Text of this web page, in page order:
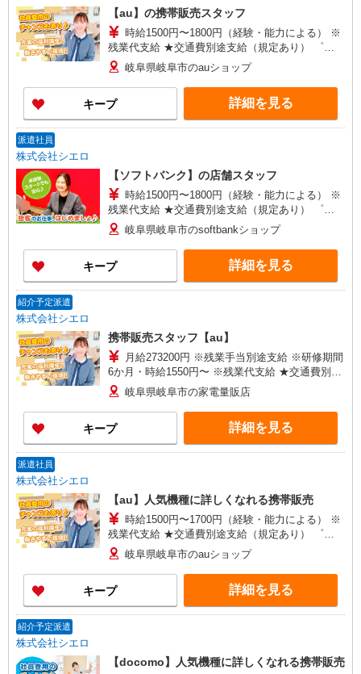
【au】の携帯販売スタッフ
時給1500円〜1800円（経験・能力による） ※
残業代支給 ★交通費別途支給（規定あり） ゜
+゜・。○。・゜+゜・。○。・゜+゜ 入社祝い金10
万円支給(規定有) お友達を紹介頂くと, インセンテ
ィブ支給(規定有) ★月2回払い・週払い可能（規程
有）★ ゜・。○。・゜+゜・。○。・゜+゜
岐阜県岐阜市のauショップ
キープ 詳細を見る
派遣社員
株式会社シエロ
【ソフトバンク】の店舗スタッフ
時給1500円〜1800円（経験・能力による） ※
残業代支給 ★交通費別途支給（規定あり） ゜
+゜・。○。・゜+゜・。○。・゜+゜ 入社祝い金10
万円支給(規定有) お友達を紹介頂くと, インセンテ
ィブ支給(規定有) ★月2回払い・週払い可能（規程
有）★ ゜・。○。・゜+゜・。○。・゜+゜
岐阜県岐阜市のsoftbankショップ
キープ 詳細を見る
紹介予定派遣
株式会社シエロ
携帯販売スタッフ【au】
月給273200円 ※残業手当別途支給 ※研修期間
6か月・時給1550円〜 ※残業代支給 ★交通費別途
支給（規定あり） ゜+゜・。○。・゜+゜・。
○。・゜+゜ 入社祝い金10万円支給(規定有) お友達
を紹介頂くと, インセンティブ支給(規定有) ゜・。
○。・゜+゜・。○。・゜+゜
岐阜県岐阜市の家電量販店
キープ 詳細を見る
派遣社員
株式会社シエロ
【au】人気機種に詳しくなれる携帯販売
時給1500円〜1700円（経験・能力による） ※
残業代支給 ★交通費別途支給（規定あり） ゜
+゜・。○。・゜+゜・。○。・゜+゜ 入社祝い金10
万円支給(規定有) お友達を紹介頂くと, インセンテ
ィブ支給(規定有) ★月2回払い・週払い可能（規程
有）★ ゜・。○。・゜+゜・。○。・゜+゜
岐阜県岐阜市のauショップ
キープ 詳細を見る
紹介予定派遣
株式会社シエロ
【docomo】人気機種に詳しくなれる携帯販売